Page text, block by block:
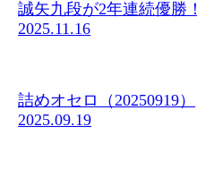
誠矢九段が2年連続優勝！
2025.11.16
詰めオセロ（20250919）
2025.09.19